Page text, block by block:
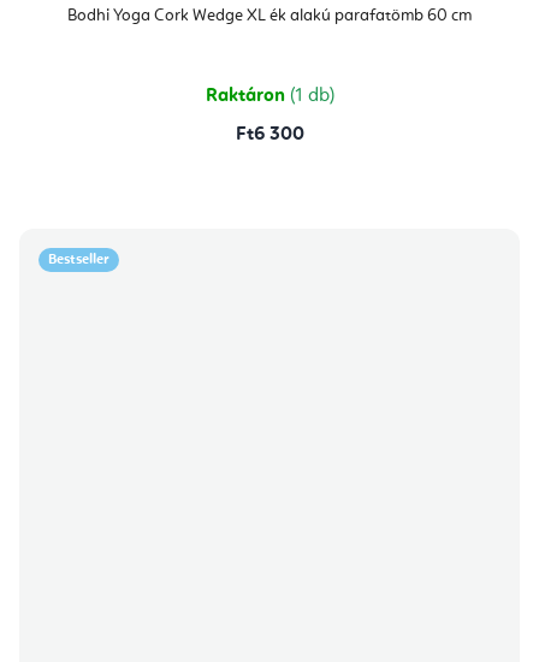
Bodhi Yoga Cork Wedge XL ék alakú parafatömb 60 cm
Raktáron (1 db)
Ft6 300
Bestseller